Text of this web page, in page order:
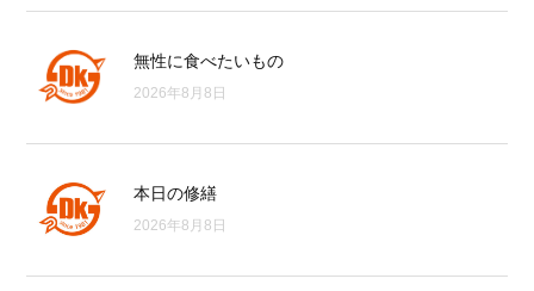
無性に食べたいもの
2026年8月8日
本日の修繕
2026年8月8日